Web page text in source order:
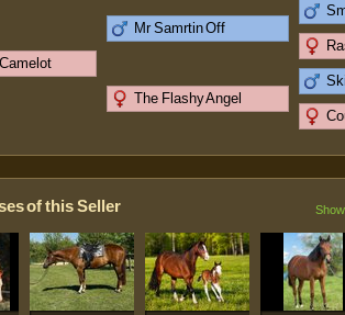
Mr Samrtin Off
The Flashy Angel
of this Seller